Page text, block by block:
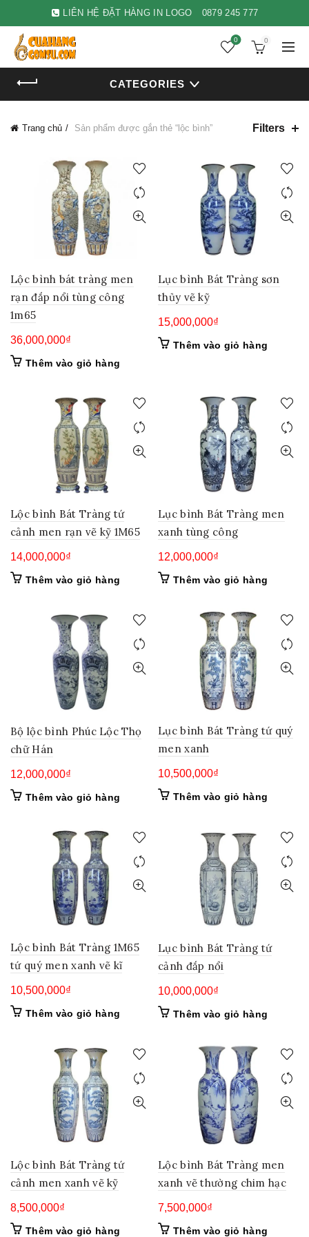
LIÊN HỆ ĐẶT HÀNG IN LOGO 0879 245 777
0 0
CATEGORIES
Trang chủ Sản phẩm được gắn thẻ “lộc bình” Filters
Lộc bình bát tràng men
rạn đắp nổi tùng công
1m65
36,000,000₫
Thêm vào giỏ hàng
Lục bình Bát Tràng sơn
thủy vẽ kỹ
15,000,000₫
Thêm vào giỏ hàng
Lộc bình Bát Tràng tứ
cảnh men rạn vẽ kỹ 1M65
14,000,000₫
Thêm vào giỏ hàng
Lục bình Bát Tràng men
xanh tùng công
12,000,000₫
Thêm vào giỏ hàng
Bộ lộc bình Phúc Lộc Thọ
chữ Hán
12,000,000₫
Thêm vào giỏ hàng
Lục bình Bát Tràng tứ quý
men xanh
10,500,000₫
Thêm vào giỏ hàng
Lộc bình Bát Tràng 1M65
tứ quý men xanh vẽ kĩ
10,500,000₫
Thêm vào giỏ hàng
Lục bình Bát Tràng tứ
cảnh đắp nổi
10,000,000₫
Thêm vào giỏ hàng
Lộc bình Bát Tràng tứ
cảnh men xanh vẽ kỹ
8,500,000₫
Thêm vào giỏ hàng
Lộc bình Bát Tràng men
xanh vẽ thường chim hạc
7,500,000₫
Thêm vào giỏ hàng